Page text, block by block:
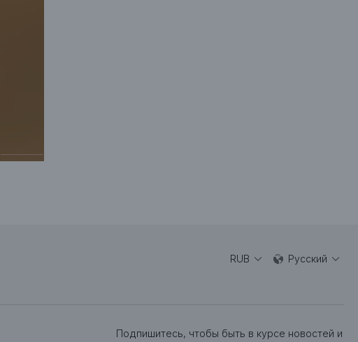
RUB Русский
Подпишитесь, чтобы быть в курсе новостей и